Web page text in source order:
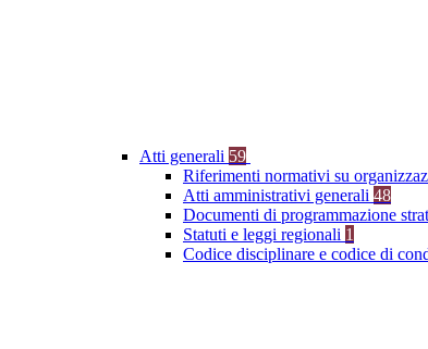
Atti generali 59
Riferimenti normativi su
Atti amministrativi generali 48
Documenti di programmazione
Statuti e leggi regionali 1
Codice disciplinare e codice di